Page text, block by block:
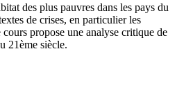
des plus pauvres dans les pays du
de crises, en particulier les
propose une analyse critique de
21ème siècle.